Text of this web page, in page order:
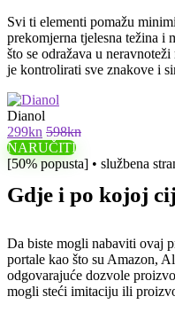
Svi ti elementi pomažu
prekomjerna tjelesna težina i
što se odražava u
je kontrolirati sve znakove i
Dianol
299kn 598kn
NARUČITI
[50% popusta] • službena
Gdje i po kojoj
Da biste mogli nabaviti ovaj
portale kao što su Amazon,
odgovarajuće dozvole
mogli steći imitaciju ili